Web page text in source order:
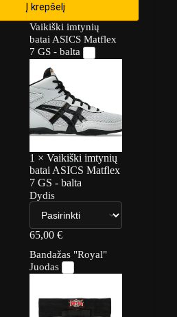
Į krepšelį
Vaikiški imtynių
batai ASICS Matflex
7 GS - balta
1 × Vaikiški imtynių
batai ASICS Matflex
7 GS - balta
Dydis
65,00 €
Bandažas "Royal"
Juodas